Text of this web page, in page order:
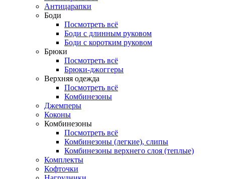
Антицарапки
Боди
Посмотреть всё
Боди с длинным руковом
Боди с коротким руковом
Брюки
Посмотреть всё
Брюки-джоггеры
Верхняя одежда
Посмотреть всё
Комбинезоны
Джемперы
Коконы
Комбинезоны
Посмотреть всё
Комбинезоны (легкие), слипы
Комбинезоны верхнего слоя (теплые)
Комплекты
Кофточки